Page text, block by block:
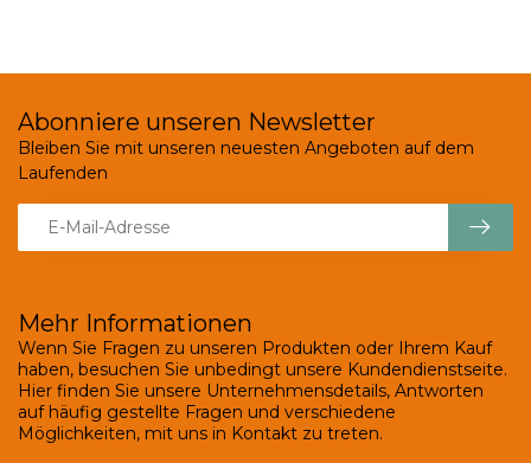
Mehr Informationen
Wenn Sie Fragen zu unseren Produkten oder Ihrem Kauf
haben, besuchen Sie unbedingt unsere Kundendienstseite.
Hier finden Sie unsere Unternehmensdetails, Antworten
auf häufig gestellte Fragen und verschiedene
Möglichkeiten, mit uns in Kontakt zu treten.
Abonniere unseren Newsletter
Bleiben Sie mit unseren neuesten Angeboten auf dem
Laufenden